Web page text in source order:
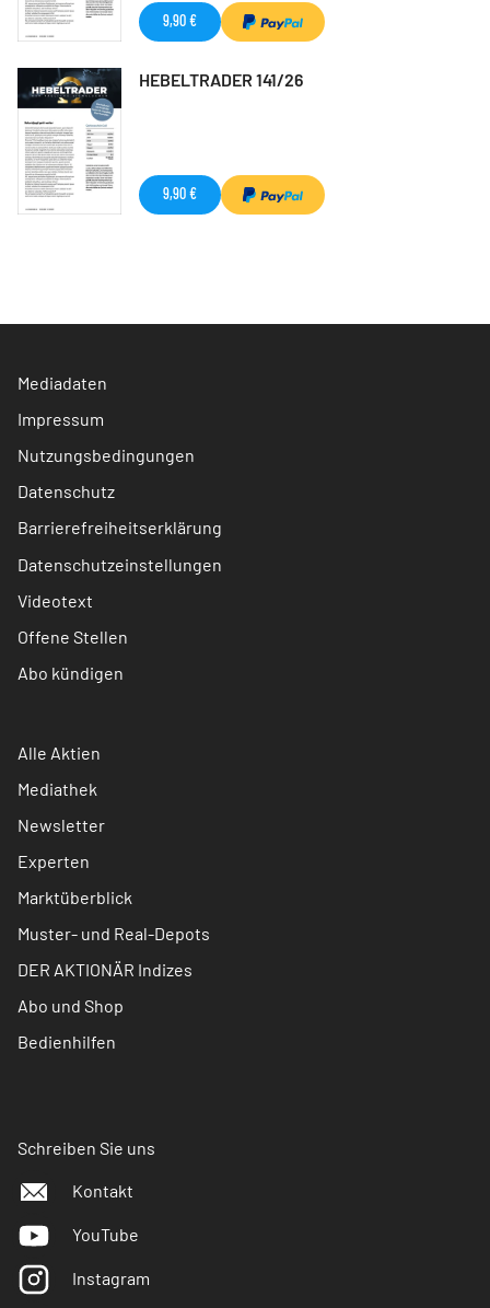
9,90 €
HEBELTRADER 141/26
9,90 €
Mediadaten
Impressum
Nutzungsbedingungen
Datenschutz
Barrierefreiheitserklärung
Datenschutzeinstellungen
Videotext
Offene Stellen
Abo kündigen
Alle Aktien
Mediathek
Newsletter
Experten
Marktüberblick
Muster- und Real-Depots
DER AKTIONÄR Indizes
Abo und Shop
Bedienhilfen
Schreiben Sie uns
Kontakt
YouTube
Instagram